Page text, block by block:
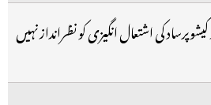
کی اشتعال انگیزی کو نظرانداز نہیں